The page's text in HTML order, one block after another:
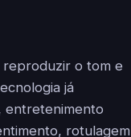
o tom e
já
entretenimento
rotulagem